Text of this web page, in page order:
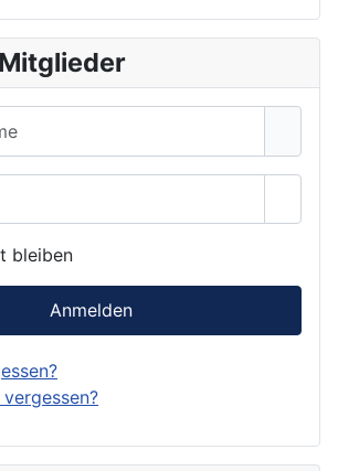
bleiben
Anmelden